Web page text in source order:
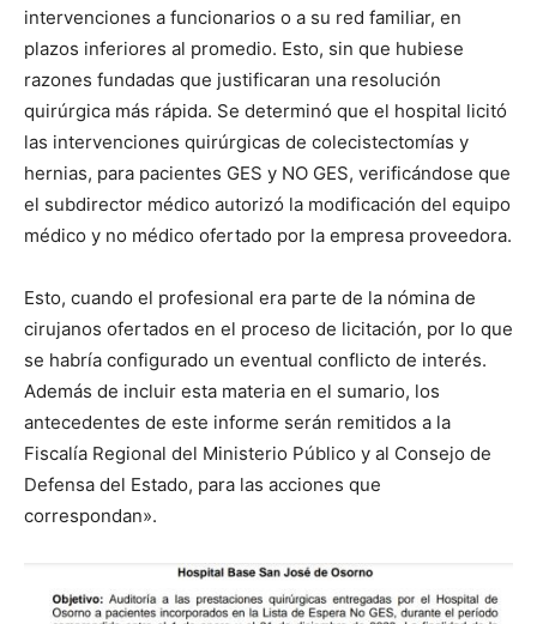
intervenciones a funcionarios o a su red familiar, en
plazos inferiores al promedio. Esto, sin que hubiese
razones fundadas que justificaran una resolución
quirúrgica más rápida. Se determinó que el hospital licitó
las intervenciones quirúrgicas de colecistectomías y
hernias, para pacientes GES y NO GES, verificándose que
el subdirector médico autorizó la modificación del equipo
médico y no médico ofertado por la empresa proveedora.
Esto, cuando el profesional era parte de la nómina de
cirujanos ofertados en el proceso de licitación, por lo que
se habría configurado un eventual conflicto de interés.
Además de incluir esta materia en el sumario, los
antecedentes de este informe serán remitidos a la
Fiscalía Regional del Ministerio Público y al Consejo de
Defensa del Estado, para las acciones que
correspondan».